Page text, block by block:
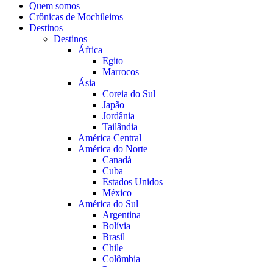
Quem somos
Crônicas de Mochileiros
Destinos
Destinos
África
Egito
Marrocos
Ásia
Coreia do Sul
Japão
Jordânia
Tailândia
América Central
América do Norte
Canadá
Cuba
Estados Unidos
México
América do Sul
Argentina
Bolívia
Brasil
Chile
Colômbia